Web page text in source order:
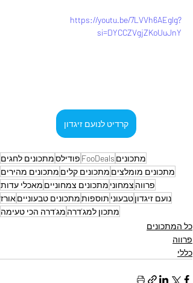
https://youtu.be/7LVVh6AEglg?
si=DYCCZVgjZKoUuJnY
קרדיט לנועם זיגדון
מתכונים FooDeals פודילסמתכונים לחגים
מתכונים מומלצים מתכונים קלים מתכונים מהירים
פרווה צמחוני מתכונים צמחוניים מאכלי עדות
נועם זיגדוןטבעוני תוספותמתכונים טבעונייםאורז
מתכון למג'דרה מג'דרה הכי טעימה
כל המתכונים
פרווה
כללי